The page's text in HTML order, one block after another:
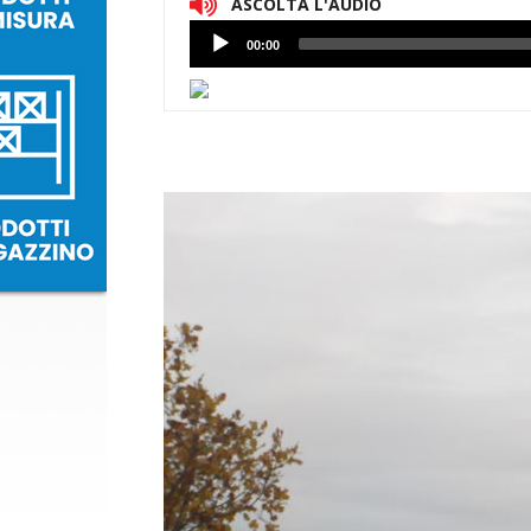
Lettore
Audio
00:00